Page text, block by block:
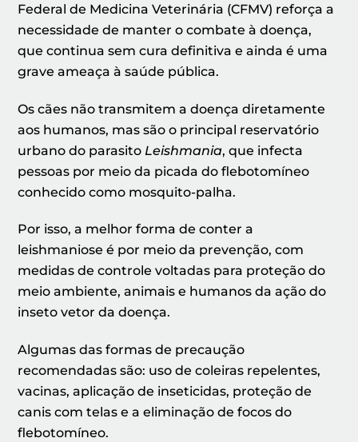
Federal de Medicina Veterinária (CFMV) reforça a
necessidade de manter o combate à doença,
que continua sem cura definitiva e ainda é uma
grave ameaça à saúde pública.
Os cães não transmitem a doença diretamente
aos humanos, mas são o principal reservatório
urbano do parasito Leishmania, que infecta
pessoas por meio da picada do flebotomíneo
conhecido como mosquito-palha.
Por isso, a melhor forma de conter a
leishmaniose é por meio da prevenção, com
medidas de controle voltadas para proteção do
meio ambiente, animais e humanos da ação do
inseto vetor da doença.
Algumas das formas de precaução
recomendadas são: uso de coleiras repelentes,
vacinas, aplicação de inseticidas, proteção de
canis com telas e a eliminação de focos do
flebotomíneo.